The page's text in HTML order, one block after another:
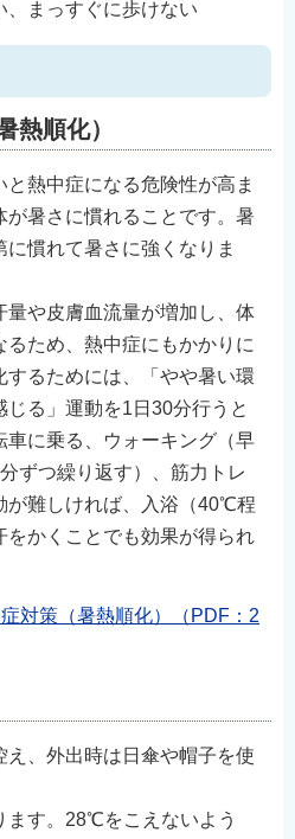
、まっすぐに歩けない
熱順化）
熱中症になる危険性が高ま
が暑さに慣れることです。暑
慣れて暑さに強くなりま
量や皮膚血流量が増加し、体
ため、熱中症にもかかりに
するためには、「やや暑い環
る」運動を1日30分行うと
車に乗る、ウォーキング（早
ずつ繰り返す）、筋力トレ
が難しければ、入浴（40℃程
をかくことでも効果が得られ
対策（暑熱順化）（PDF：2
、外出時は日傘や帽子を使
ます。28℃をこえないよう